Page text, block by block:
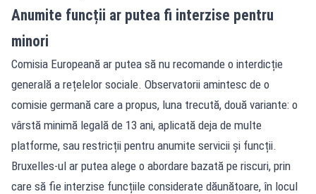
Anumite funcții ar putea fi interzise pentru
minori
Comisia Europeană ar putea să nu recomande o interdicție
generală a rețelelor sociale. Observatorii amintesc de o
comisie germană care a propus, luna trecută, două variante: o
vârstă minimă legală de 13 ani, aplicată deja de multe
platforme, sau restricții pentru anumite servicii și funcții.
Bruxelles-ul ar putea alege o abordare bazată pe riscuri, prin
care să fie interzise funcțiile considerate dăunătoare, în locul